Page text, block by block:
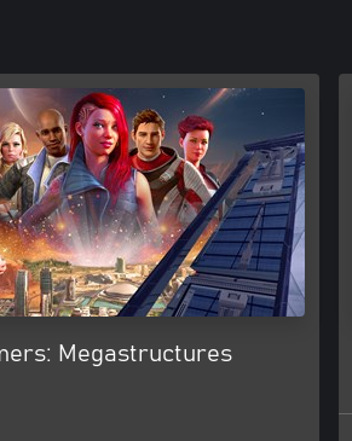
Megastructures